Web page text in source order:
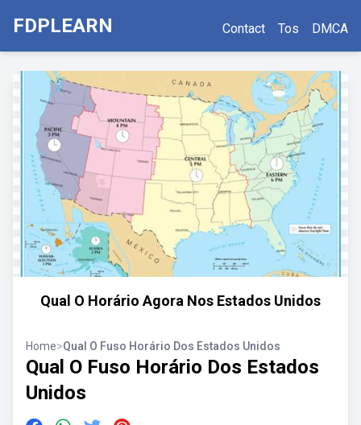
FDPLEARN Contact Tos DMCA
Qual O Horário Agora Nos Estados Unidos
Home>Qual O Fuso Horário Dos Estados Unidos
Qual O Fuso Horário Dos Estados
Unidos